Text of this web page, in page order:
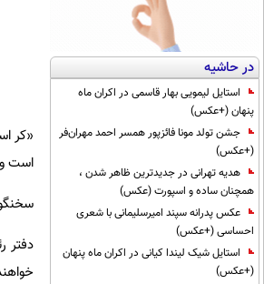
در حاشیه
استایل لیمویی بهار قاسمی در اکران ماه
پنهان (+عکس)
جشن تولد مونا فائزپور همسر احمد مهران‌فر
(+عکس)
هدیه تهرانی در جدیدترین ظاهر شدن ،
همچنان ساده و اسپورت (عکس)
عکس پدرانه سپند امیرسلیمانی با شعری
احساسی (+عکس)
استایل شیک لیندا کیانی در اکران ماه پنهان
(+عکس)
«کر
است و
دفتر